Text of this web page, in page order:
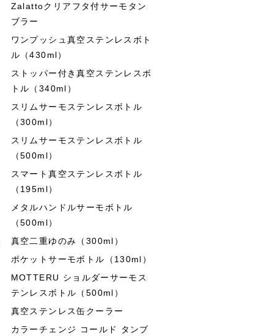
Zalattoクリアフタ付サーモタン
ブラー
ワンプッシュ真空ステンレスボト
ル（430ml）
ストッパー付き真空ステンレスボ
トル（340ml）
スリムサーモステンレスボトル
（300ml）
スリムサーモステンレスボトル
（500ml）
スマート真空ステンレスボトル
（195ml）
メタルハンドルサーモボトル
（500ml）
真空二重ゆのみ（300ml）
ポケットサーモボトル（130ml）
MOTTERU ショルダーサーモス
テンレスボトル（500ml）
真空ステンレス缶クーラー
カラーチェンジ コールド タンブ